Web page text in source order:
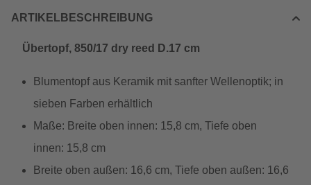
ARTIKELBESCHREIBUNG
Übertopf, 850/17 dry reed D.17 cm
Blumentopf aus Keramik mit sanfter Wellenoptik; in
sieben Farben erhältlich
Maße: Breite oben innen: 15,8 cm, Tiefe oben
innen: 15,8 cm
Breite oben außen: 16,6 cm, Tiefe oben außen: 16,6